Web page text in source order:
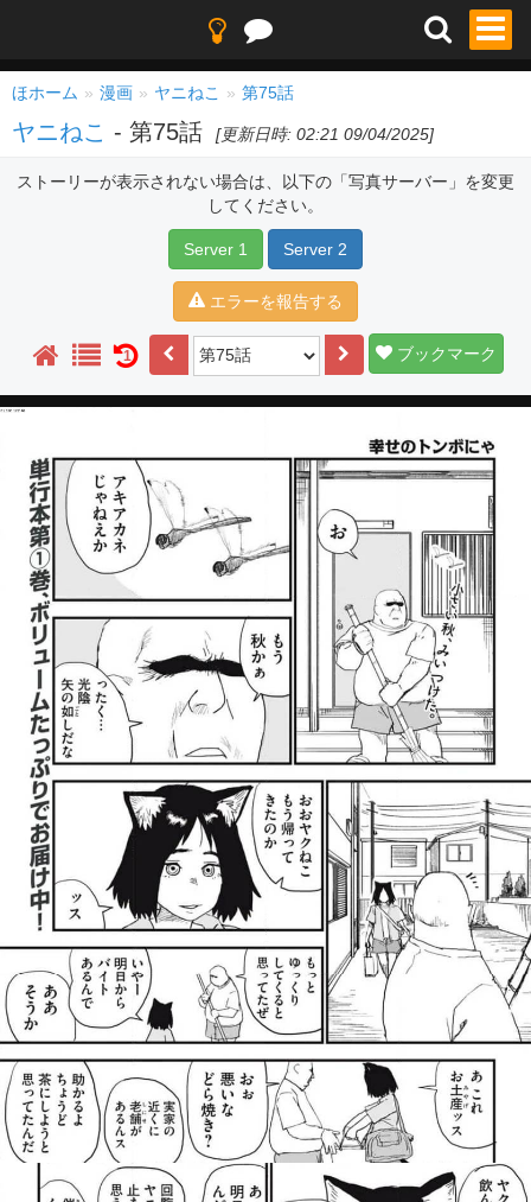
ほホーム 漫画 ヤニねこ 第75話
ヤニねこ - 第75話 [更新日時: 02:21 09/04/2025]
ストーリーが表示されない場合は、以下の「写真サーバー」を変更
してください。
Server 1 Server 2
エラーを報告する
1 ブックマーク